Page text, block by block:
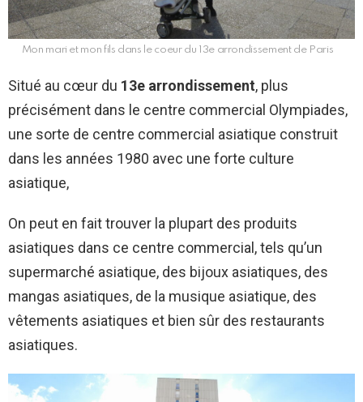
Mon mari et mon fils dans le coeur du 13e arrondissement de Paris
Situé au cœur du 13e arrondissement, plus
précisément dans le centre commercial Olympiades,
une sorte de centre commercial asiatique construit
dans les années 1980 avec une forte culture
asiatique,
On peut en fait trouver la plupart des produits
asiatiques dans ce centre commercial, tels qu’un
supermarché asiatique, des bijoux asiatiques, des
mangas asiatiques, de la musique asiatique, des
vêtements asiatiques et bien sûr des restaurants
asiatiques.